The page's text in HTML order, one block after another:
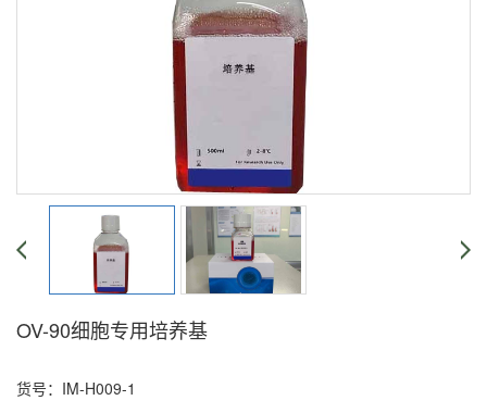
OV-90细胞专用培养基
货号：IM-H009-1